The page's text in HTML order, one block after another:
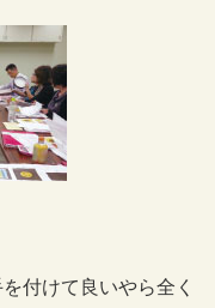
付けて良いやら全く